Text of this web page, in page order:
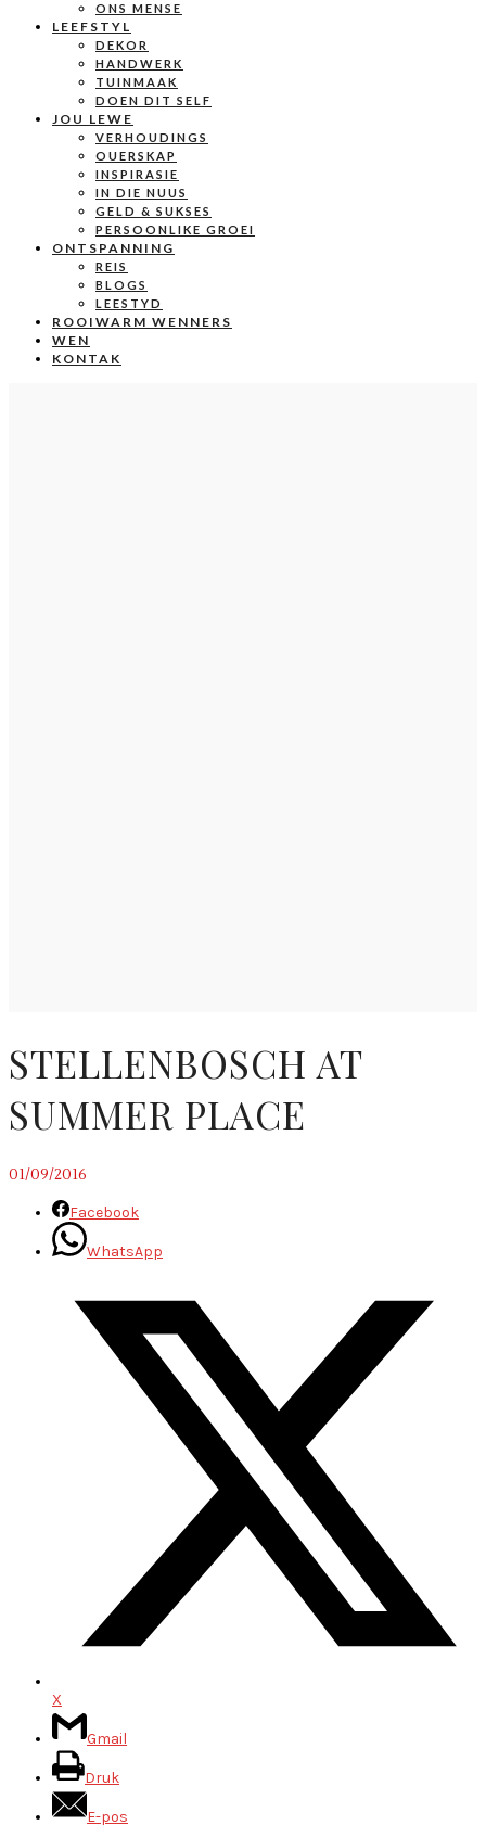
ONS MENSE
LEEFSTYL
DEKOR
HANDWERK
TUINMAAK
DOEN DIT SELF
JOU LEWE
VERHOUDINGS
OUERSKAP
INSPIRASIE
IN DIE NUUS
GELD & SUKSES
PERSOONLIKE GROEI
ONTSPANNING
REIS
BLOGS
LEESTYD
ROOIWARM WENNERS
WEN
KONTAK
STELLENBOSCH AT
SUMMER PLACE
01/09/2016
Facebook
WhatsApp
X
Gmail
Druk
E-pos